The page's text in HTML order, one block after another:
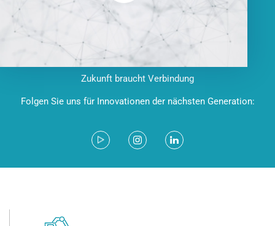
Zukunft braucht Verbindung
Folgen Sie uns für Innovationen der nächsten Generation: